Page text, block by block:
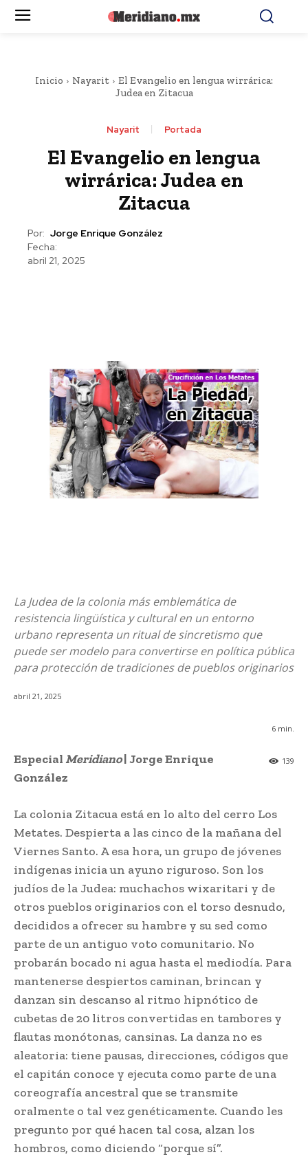
Inicio Nayarit
El Evangelio en lengua wirrárica:
Judea en Zitacua
Nayarit Portada
El Evangelio en lengua
wirrárica: Judea en
Zitacua
Por: Jorge Enrique González
Fecha:
abril 21, 2025
La Judea de la colonia más emblemática de
resistencia lingüística y cultural en un entorno
urbano representa un ritual de sincretismo que
puede ser modelo para convertirse en política pública
para protección de tradiciones de pueblos originarios
abril 21, 2025
6 min.
139
Especial Meridiano| Jorge Enrique
González
La colonia Zitacua está en lo alto del cerro Los
Metates. Despierta a las cinco de la mañana del
Viernes Santo. A esa hora, un grupo de jóvenes
indígenas inicia un ayuno riguroso. Son los
judíos de la Judea: muchachos wixaritari y de
otros pueblos originarios con el torso desnudo,
decididos a ofrecer su hambre y su sed como
parte de un antiguo voto comunitario. No
probarán bocado ni agua hasta el mediodía. Para
mantenerse despiertos caminan, brincan y
danzan sin descanso al ritmo hipnótico de
cubetas de 20 litros convertidas en tambores y
flautas monótonas, cansinas. La danza no es
aleatoria: tiene pausas, direcciones, códigos que
el capitán conoce y ejecuta como parte de una
coreografía ancestral que se transmite
oralmente o tal vez genéticamente. Cuando les
pregunto por qué hacen tal cosa, alzan los
hombros, como diciendo “porque sí”.